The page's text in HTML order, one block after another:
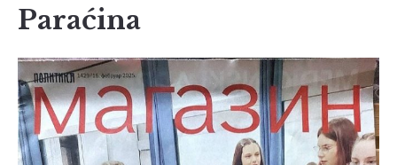
Paraćina